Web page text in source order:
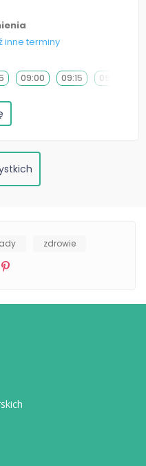
inne terminy
09:00 09:15 09:30
zdrowie